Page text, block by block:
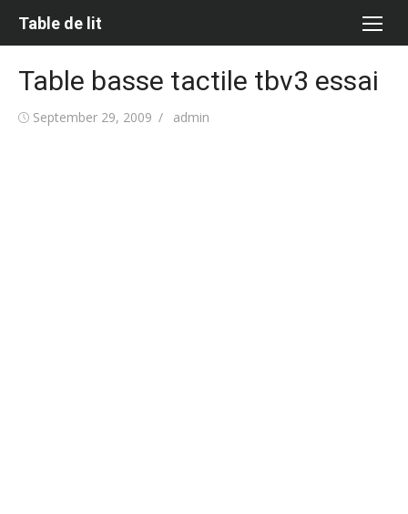
Table de lit
Table basse tactile tbv3 essai
Posted
September 29, 2009 Author
admin